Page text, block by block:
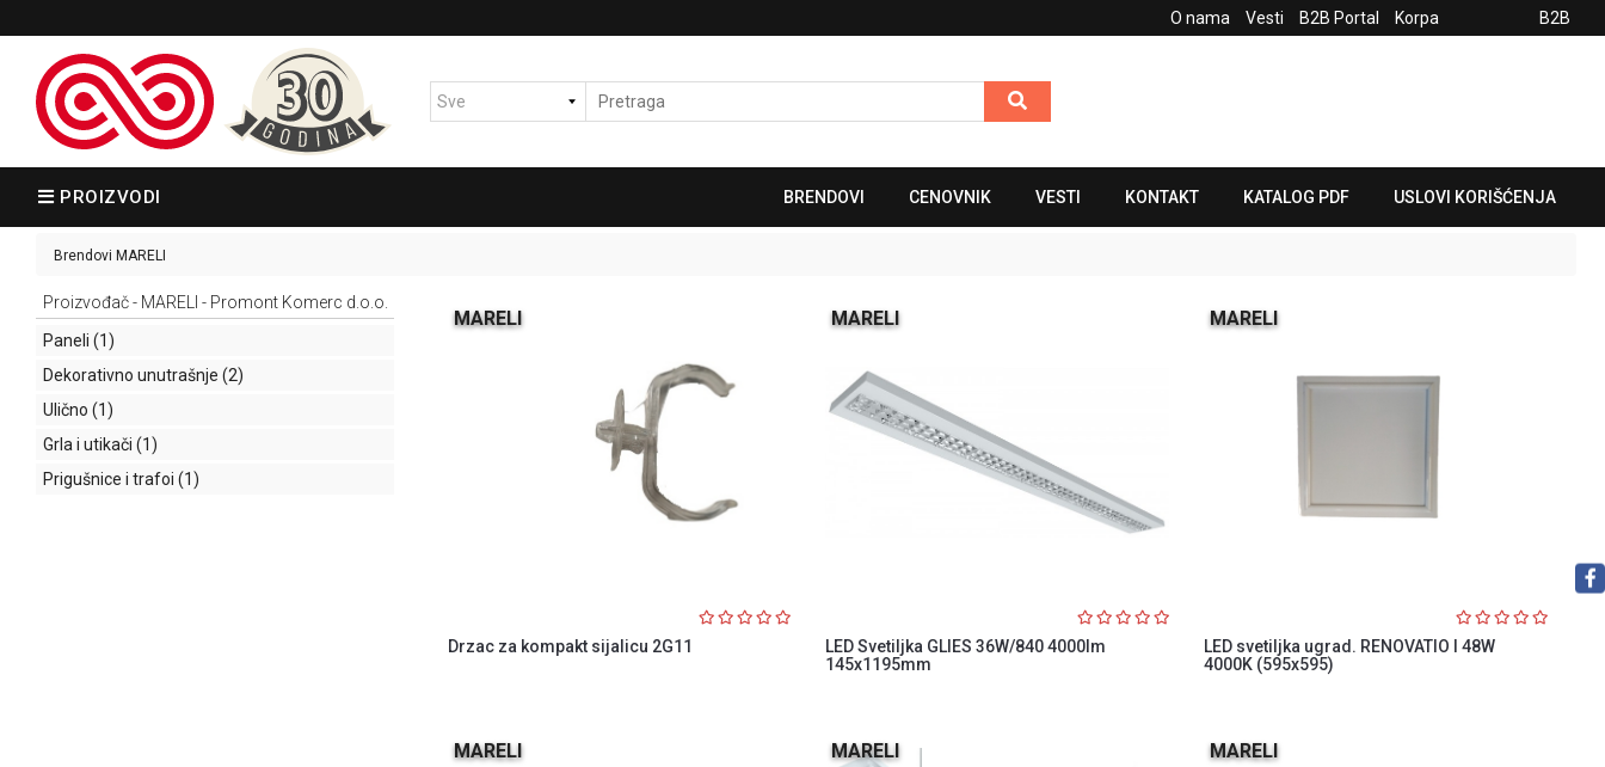
O nama Vesti B2B Portal Korpa B2B
PROIZVODI BRENDOVI CENOVNIK VESTI KONTAKT KATALOG PDF USLOVI KORIŠĆENJA
Brendovi MARELI
Proizvođač - MARELI - Promont Komerc d.o.o.
Paneli (1)
Dekorativno unutrašnje (2)
Ulično (1)
Grla i utikači (1)
Prigušnice i trafoi (1)
MARELI
Drzac za kompakt sijalicu 2G11
MARELI
LED Svetiljka GLIES 36W/840 4000lm
145x1195mm
MARELI
LED svetiljka ugrad. RENOVATIO I 48W
4000K (595x595)
MARELI MARELI MARELI